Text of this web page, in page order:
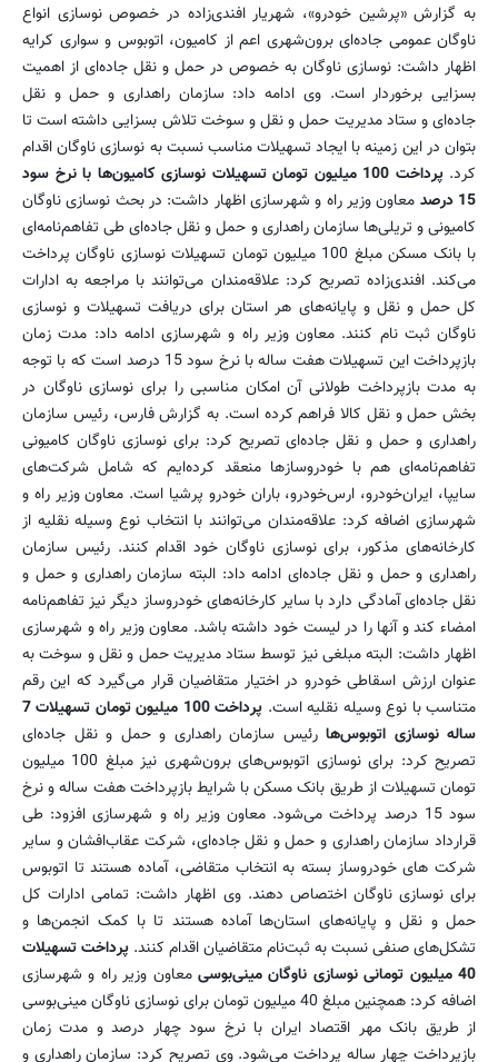
به گزارش «پرشین خودرو»، شهریار افندی‌زاده در خصوص نوسازی انواع
ناوگان عمومی جاده‌ای برون‌شهری اعم از کامیون، اتوبوس و سواری کرایه
اظهار داشت: نوسازی ناوگان به خصوص در حمل و نقل جاده‌ای از اهمیت
بسزایی برخوردار است. وی ادامه داد: سازمان راهداری و حمل و نقل
جاده‌ای و ستاد مدیریت حمل و نقل و سوخت تلاش بسزایی داشته است تا
بتوان در این زمینه با ایجاد تسهیلات مناسب نسبت به نوسازی ناوگان اقدام
کرد.
پرداخت 100 میلیون تومان تسهیلات نوسازی کامیون‌ها با نرخ سود
15 درصد
معاون وزیر راه و شهرسازی اظهار داشت: در بحث نوسازی ناوگان
کامیونی و تریلی‌ها سازمان راهداری و حمل و نقل جاده‌ای طی تفاهم‌نامه‌ای
با بانک مسکن مبلغ 100 میلیون تومان تسهیلات نوسازی ناوگان پرداخت
می‌کند. افندی‌زاده تصریح کرد: علاقه‌مندان می‌توانند با مراجعه به ادارات
کل حمل و نقل و پایانه‌های هر استان برای دریافت تسهیلات و نوسازی
ناوگان ثبت نام کنند. معاون وزیر راه و شهرسازی ادامه داد: مدت زمان
بازپرداخت این تسهیلات هفت ساله با نرخ سود 15 درصد است که با توجه
به مدت بازپرداخت طولانی آن امکان مناسبی را برای نوسازی ناوگان در
بخش حمل و نقل کالا فراهم کرده است. به گزارش فارس، رئیس سازمان
راهداری و حمل و نقل جاده‌ای تصریح کرد: برای نوسازی ناوگان کامیونی
تفاهم‌نامه‌ای هم با خودروسازها منعقد کرده‌ایم که شامل شرکت‌های
سایپا، ایران‌خودرو، ارس‌خودرو، باران خودرو پرشیا است. معاون وزیر راه و
شهرسازی اضافه کرد: علاقه‌مندان می‌توانند با انتخاب نوع وسیله نقلیه از
کارخانه‌های مذکور، برای نوسازی ناوگان خود اقدام کنند. رئیس سازمان
راهداری و حمل و نقل جاده‌ای ادامه داد: البته سازمان راهداری و حمل و
نقل جاده‌ای آمادگی دارد با سایر کارخانه‌های خودروساز دیگر نیز تفاهم‌نامه
امضاء کند و آنها را در لیست خود داشته باشد. معاون وزیر راه و شهرسازی
اظهار داشت: البته مبلغی نیز توسط ستاد مدیریت حمل و نقل و سوخت به
عنوان ارزش اسقاطی خودرو‌ در اختیار متقاضیان قرار می‌گیرد که این رقم
متناسب با نوع وسیله نقلیه است.
پرداخت 100 میلیون تومان تسهیلات 7
ساله نوسازی اتوبوس‌ها رئیس سازمان راهداری و حمل و نقل جاده‌ای
تصریح کرد: برای نوسازی اتوبوس‌های برون‌شهری نیز مبلغ 100 میلیون
تومان تسهیلات از طریق بانک مسکن با شرایط بازپرداخت هفت ساله و نرخ
سود 15 درصد پرداخت می‌شود. معاون وزیر راه و شهرسازی افزود: طی
قرارداد سازمان راهداری و حمل و نقل جاده‌ای، شرکت عقاب‌افشان و سایر
شرکت های خودروساز بسته به انتخاب متقاضی، آماده هستند تا اتوبوس
برای نوسازی ناوگان اختصاص دهند. وی اظهار داشت: تمامی ادارات کل
حمل و نقل و پایانه‌های استان‌ها آماده هستند تا با کمک انجمن‌ها و
تشکل‌های صنفی نسبت به ثبت‌نام متقاضیان اقدام کنند. پرداخت تسهیلات
40 میلیون تومانی نوسازی ناوگان مینی‌بوسی
معاون وزیر راه و شهرسازی
اضافه کرد: همچنین مبلغ 40 میلیون تومان برای نوسازی ناوگان مینی‌بوسی
از طریق بانک مهر اقتصاد ایران با نرخ سود چهار درصد و مدت زمان
بازپرداخت چهار ساله پرداخت می‌شود. وی تصریح کرد: سازمان راهداری و